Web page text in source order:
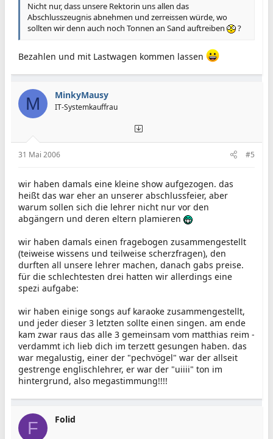
Nicht nur, dass unsere Rektorin uns allen das
Abschlusszeugnis abnehmen und zerreissen würde, wo
sollten wir denn auch noch Tonnen an Sand auftreiben
?
Bezahlen und mit Lastwagen kommen lassen
M MinkyMausy
IT-Systemkauffrau
31 Mai 2006 #5
wir haben damals eine kleine show aufgezogen. das
heißt das war eher an unserer abschlussfeier, aber
warum sollen sich die lehrer nicht nur vor den
abgängern und deren eltern plamieren
wir haben damals einen fragebogen zusammengestellt
(teiweise wissens und teilweise scherzfragen), den
durften all unsere lehrer machen, danach gabs preise.
für die schlechtesten drei hatten wir allerdings eine
spezi aufgabe:
wir haben einige songs auf karaoke zusammengestellt,
und jeder dieser 3 letzten sollte einen singen. am ende
kam zwar raus das alle 3 gemeinsam vom matthias reim -
verdammt ich lieb dich im terzett gesungen haben. das
war megalustig, einer der "pechvögel" war der allseit
gestrenge englischlehrer, er war der "uiiii" ton im
hintergrund, also megastimmung!!!!
F Folid